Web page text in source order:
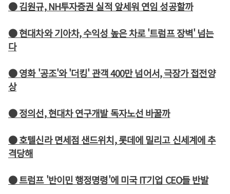
● 김원규, NH투자증권 실적 앞세워 연임 성공할까
● 현대차와 기아차, 수익성 높은 차로 '트럼프 장벽' 넘는
다
● 영화 '공조'와 '더킹' 관객 400만 넘어서, 극장가 접전양
상
● 정의선, 현대차 연구개발 독자노선 바꿀까
● 호텔신라 면세점 샌드위치, 롯데에 밀리고 신세계에 추
격당해
● 트럼프 '반이민 행정명령'에 미국 IT기업 CEO들 반발